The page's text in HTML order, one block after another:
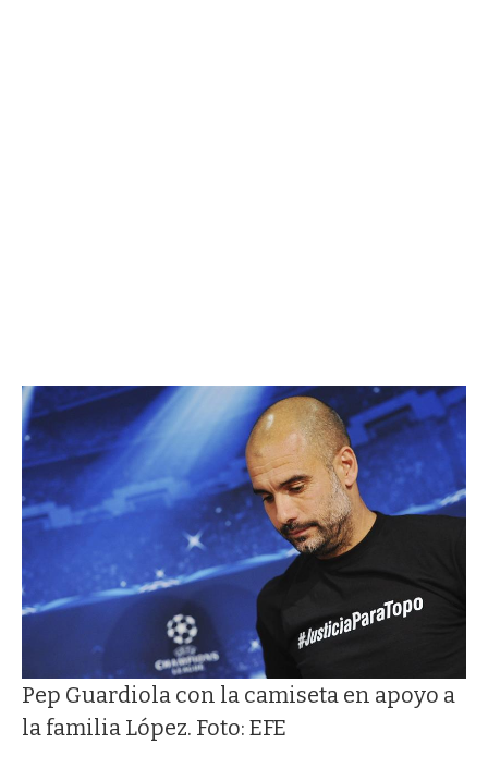
Pep Guardiola con la camiseta en apoyo a
la familia López. Foto: EFE